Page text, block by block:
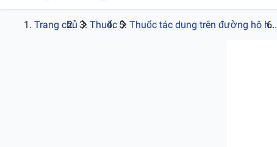
Trang chủ Thuốc Thuốc tác dụng trên đường hô h...